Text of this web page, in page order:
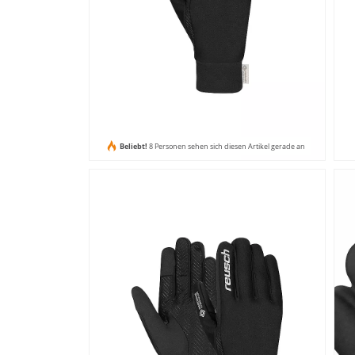
Beliebt! 8 Personen sehen sich diesen Artikel gerade an